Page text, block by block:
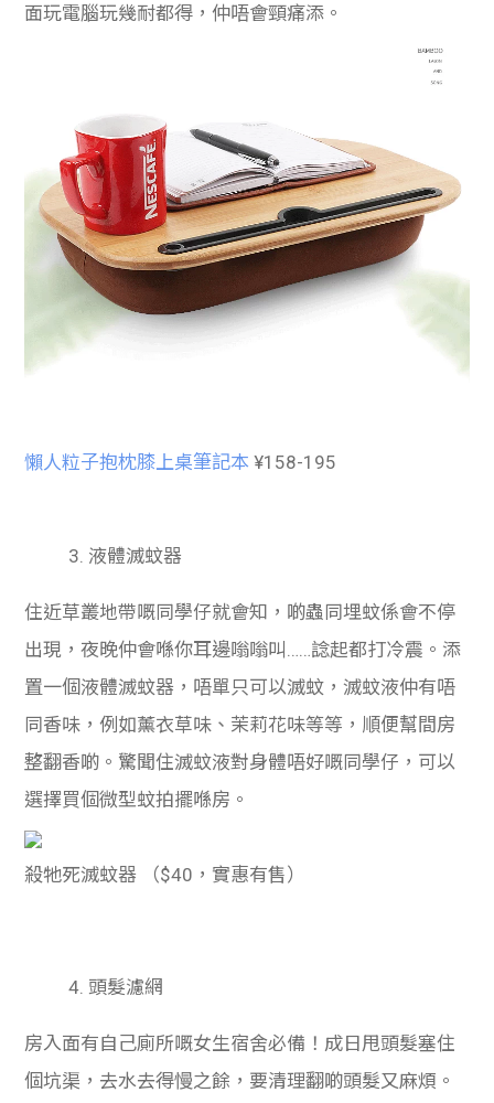
面玩電腦玩幾耐都得，仲唔會頸痛添。
懶人粒子抱枕膝上桌筆記本 ¥158-195
3. 液體滅蚊器
住近草叢地帶嘅同學仔就會知，啲蟲同埋蚊係會不停
出現，夜晚仲會喺你耳邊嗡嗡叫……諗起都打冷震。添
置一個液體滅蚊器，唔單只可以滅蚊，滅蚊液仲有唔
同香味，例如薰衣草味、茉莉花味等等，順便幫間房
整翻香啲。驚聞住滅蚊液對身體唔好嘅同學仔，可以
選擇買個微型蚊拍擺喺房。
殺牠死滅蚊器 （$40，實惠有售）
4. 頭髮濾網
房入面有自己廁所嘅女生宿舍必備！成日甩頭髮塞住
個坑渠，去水去得慢之餘，要清理翻啲頭髮又麻煩。